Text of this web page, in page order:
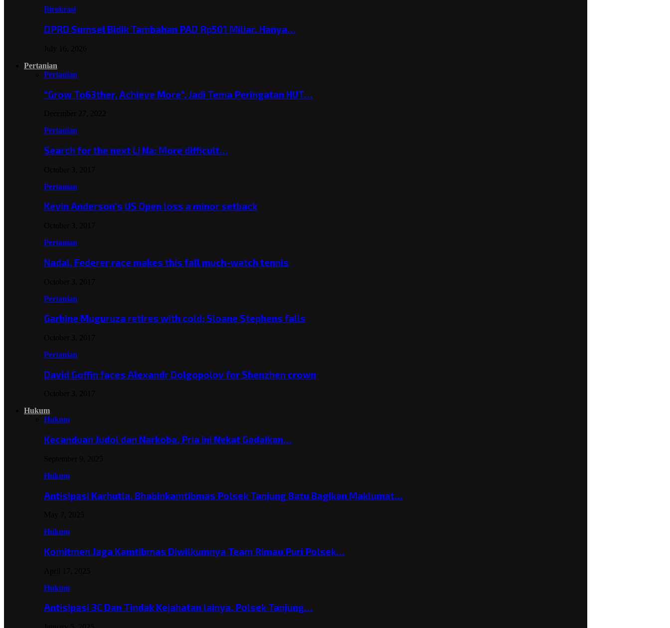
Birokrasi
DPRD Sumsel Bidik Tambahan PAD Rp501 Miliar, Hanya…
Pertanian
Pertanian
“Grow To63ther, Achieve More”, Jadi Tema Peringatan HUT…
Pertanian
Search for the next Li Na: More difficult…
Pertanian
Kevin Anderson’s US Open loss a minor setback
Pertanian
Nadal, Federer race makes this fall much-watch tennis
Pertanian
Garbine Muguruza retires with cold; Sloane Stephens falls
Pertanian
David Goffin faces Alexandr Dolgopolov for Shenzhen crown
Hukum
Hukum
Kecanduan Judol dan Narkoba, Pria Ini Nekat Gadaikan…
Hukum
Antisipasi Karhutla, Bhabinkamtibmas Polsek Tanjung Batu Bagikan Maklumat…
Hukum
Komitmen Jaga Kamtibmas Diwilkumnya Team Rimau Puri Polsek…
Hukum
Antisipasi 3C Dan Tindak Kejahatan lainya, Polsek Tanjung…